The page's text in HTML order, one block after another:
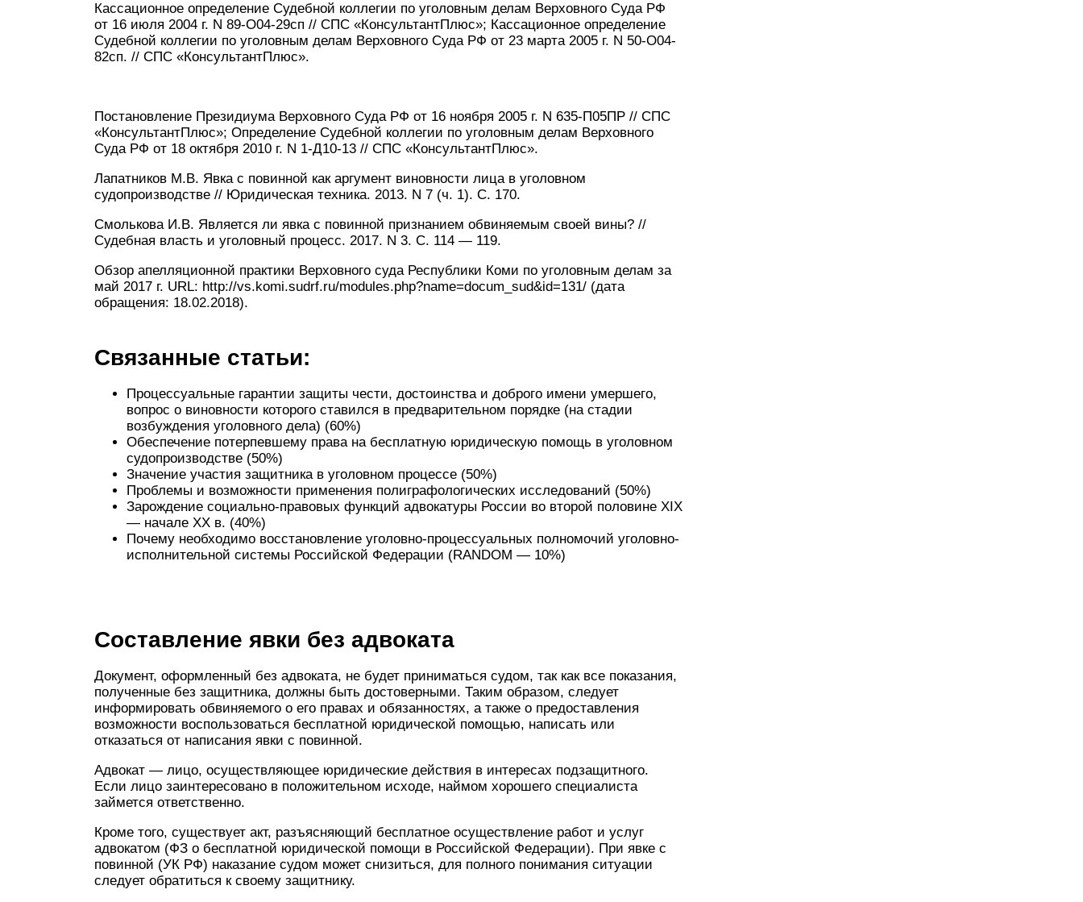
Кассационное определение Судебной коллегии по уголовным делам Верховного Суда РФ
от 16 июля 2004 г. N 89-О04-29сп // СПС «КонсультантПлюс»; Кассационное определение
Судебной коллегии по уголовным делам Верховного Суда РФ от 23 марта 2005 г. N 50-О04-
82сп. // СПС «КонсультантПлюс».
Постановление Президиума Верховного Суда РФ от 16 ноября 2005 г. N 635-П05ПР // СПС
«КонсультантПлюс»; Определение Судебной коллегии по уголовным делам Верховного
Суда РФ от 18 октября 2010 г. N 1-Д10-13 // СПС «КонсультантПлюс».
Лапатников М.В. Явка с повинной как аргумент виновности лица в уголовном
судопроизводстве // Юридическая техника. 2013. N 7 (ч. 1). С. 170.
Смолькова И.В. Является ли явка с повинной признанием обвиняемым своей вины? //
Судебная власть и уголовный процесс. 2017. N 3. С. 114 — 119.
Обзор апелляционной практики Верховного суда Республики Коми по уголовным делам за
май 2017 г. URL: http://vs.komi.sudrf.ru/modules.php?name=docum_sud&id=131/ (дата
обращения: 18.02.2018).
Связанные статьи:
Процессуальные гарантии защиты чести, достоинства и доброго имени умершего,
вопрос о виновности которого ставился в предварительном порядке (на стадии
возбуждения уголовного дела) (60%)
Обеспечение потерпевшему права на бесплатную юридическую помощь в уголовном
судопроизводстве (50%)
Значение участия защитника в уголовном процессе (50%)
Проблемы и возможности применения полиграфологических исследований (50%)
Зарождение социально-правовых функций адвокатуры России во второй половине XIX
— начале XX в. (40%)
Почему необходимо восстановление уголовно-процессуальных полномочий уголовно-
исполнительной системы Российской Федерации (RANDOM — 10%)
Составление явки без адвоката
Документ, оформленный без адвоката, не будет приниматься судом, так как все показания,
полученные без защитника, должны быть достоверными. Таким образом, следует
информировать обвиняемого о его правах и обязанностях, а также о предоставления
возможности воспользоваться бесплатной юридической помощью, написать или
отказаться от написания явки с повинной.
Адвокат — лицо, осуществляющее юридические действия в интересах подзащитного.
Если лицо заинтересовано в положительном исходе, наймом хорошего специалиста
займется ответственно.
Кроме того, существует акт, разъясняющий бесплатное осуществление работ и услуг
адвокатом (ФЗ о бесплатной юридической помощи в Российской Федерации). При явке с
повинной (УК РФ) наказание судом может снизиться, для полного понимания ситуации
следует обратиться к своему защитнику.